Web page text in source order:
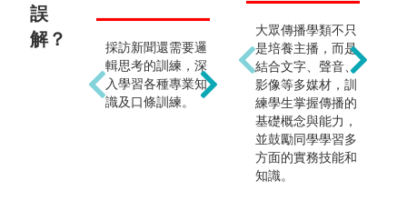
誤
解？
採訪新聞還需要邏
輯思考的訓練，深
入學習各種專業知
識及口條訓練。
其實寫故事有固定
套路，包含故事的
起承轉合、角色建
構，以及安排情節
衝突等，都需要學
習寫作格式或藝術
創作的方法，所以
影像創作除了要能
大眾傳播學類不只
是培養主播，而是
結合文字、聲音、
影像等多媒材，訓
練學生掌握傳播的
基礎概念與能力，
並鼓勵同學學習多
方面的實務技能和
知識。